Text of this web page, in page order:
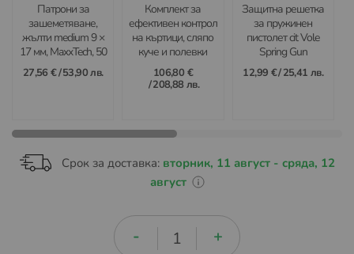
Патрони за
зашеметяване,
жълти medium 9 ×
17 мм, MaxxTech, 50
бр.
27,56 €/53,90 лв.
Комплект за
ефективен контрол
на къртици, сляпо
куче и полевки
Kerbl VoleShot
106,80 €
/208,88 лв.
Защитна решетка
за пружинен
пистолет cit Vole
Spring Gun
12,99 €/25,41 лв.
Срок за доставка: вторник, 11 август - сряда, 12
август